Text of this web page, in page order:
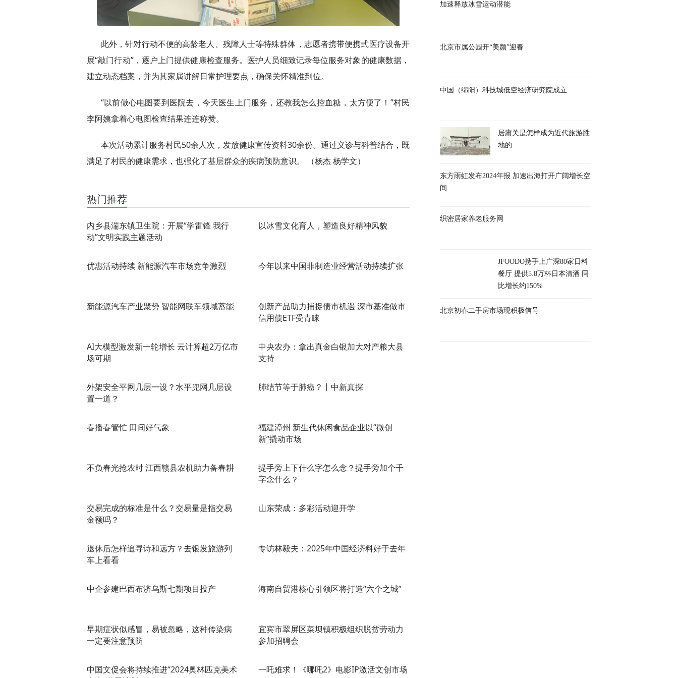
此外，针对行动不便的高龄老人、残障人士等特殊群体，志愿者携带便携式医疗设备开
展“敲门行动”，逐户上门提供健康检查服务。医护人员细致记录每位服务对象的健康数据，
建立动态档案，并为其家属讲解日常护理要点，确保关怀精准到位。
“以前做心电图要到医院去，今天医生上门服务，还教我怎么控血糖，太方便了！”村民
李阿姨拿着心电图检查结果连连称赞。
本次活动累计服务村民50余人次，发放健康宣传资料30余份。通过义诊与科普结合，既
满足了村民的健康需求，也强化了基层群众的疾病预防意识。 （杨杰 杨学文）‌
热门推荐
内乡县湍东镇卫生院：开展“学雷锋 我行
动”文明实践主题活动
以冰雪文化育人，塑造良好精神风貌
优惠活动持续 新能源汽车市场竞争激烈 今年以来中国非制造业经营活动持续扩张
新能源汽车产业聚势 智能网联车领域蓄能
创新产品助力捕捉债市机遇 深市基准做市
信用债ETF受青睐
AI大模型激发新一轮增长 云计算超2万亿市
场可期
中央农办：拿出真金白银加大对产粮大县
支持
外架安全平网几层一设？水平兜网几层设
置一道？
肺结节等于肺癌？丨中新真探
春播春管忙 田间好气象
福建漳州 新生代休闲食品企业以“微创
新”撬动市场
不负春光抢农时 江西赣县农机助力备春耕
提手旁上下什么字怎么念？提手旁加个千
字念什么？
交易完成的标准是什么？交易量是指交易
金额吗？
山东荣成：多彩活动迎开学
退休后怎样追寻诗和远方？去银发旅游列
车上看看
专访林毅夫：2025年中国经济料好于去年
中企参建巴西布济乌斯七期项目投产 海南自贸港核心引领区将打造“六个之城”
早期症状似感冒，易被忽略，这种传染病
一定要注意预防
宜宾市翠屏区菜坝镇积极组织脱贫劳动力
参加招聘会
中国文促会将持续推进“2024奥林匹克美术
一吒难求！《哪吒2》电影IP激活文创市场
加速释放冰雪运动潜能
北京市属公园开“美颜”迎春
中国（绵阳）科技城低空经济研究院成立
居庸关是怎样成为近代旅游胜
地的
东方雨虹发布2024年报 加速出海打开广阔增长空
间
织密居家养老服务网
JFOODO携手上广深80家日料
餐厅 提供5.8万杯日本清酒 同
比增长约150%
北京初春二手房市场现积极信号